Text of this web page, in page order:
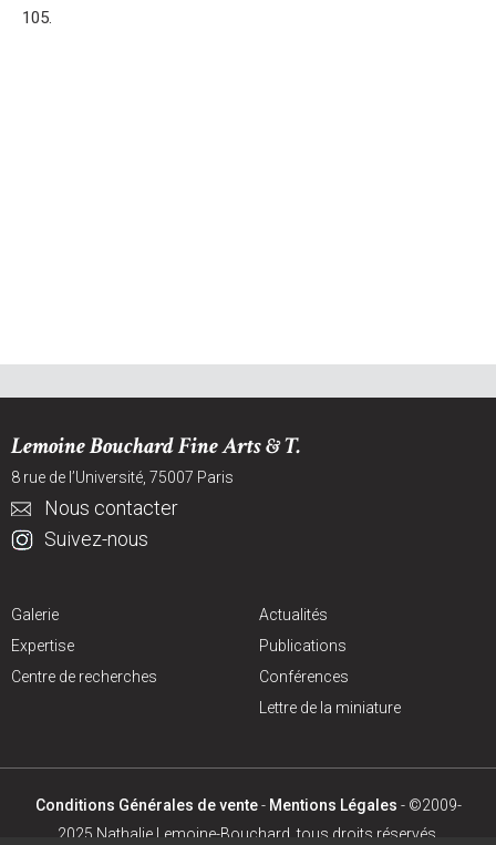
105.
Lemoine Bouchard Fine Arts & T.
8 rue de l’Université, 75007 Paris
Nous contacter
Suivez-nous
Galerie
Expertise
Centre de recherches
Actualités
Publications
Conférences
Lettre de la miniature
Conditions Générales de vente- Mentions Légales - ©2009-
2025 Nathalie Lemoine-Bouchard, tous droits réservés.